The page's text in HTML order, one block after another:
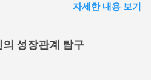
와 경제·군사 체제의 불안정성이
가 된다는 사실은 우리에게 중요
. 정치적 불안정성과 내전 발발
안정성은 내전 발발의 핵심 요인
자세한 내용 보기
성장관계 탐구